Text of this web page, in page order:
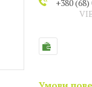
+380